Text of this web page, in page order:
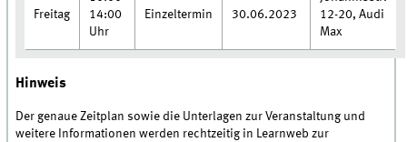
Freitag
14:00
Uhr
Einzeltermin 30.06.2023
12-20, Audi
Max
Hinweis
Der genaue Zeitplan sowie die Unterlagen zur Veranstaltung und
weitere Informationen werden rechtzeitig in Learnweb zur